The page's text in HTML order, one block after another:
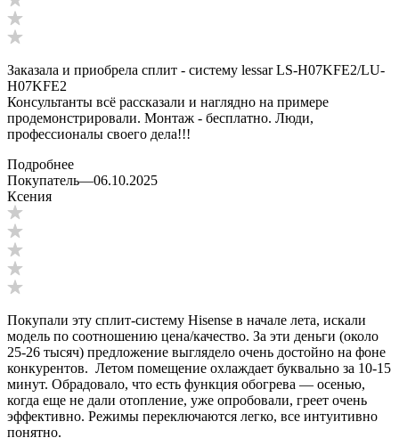
Заказала и приобрела сплит - систему lessar LS-H07KFE2/LU-
H07KFE2
Консультанты всё рассказали и наглядно на примере
продемонстрировали. Монтаж - бесплатно. Люди,
профессионалы своего дела!!!
Подробнее
Покупатель—06.10.2025
Ксения
Покупали эту сплит-систему Hisense в начале лета, искали
модель по соотношению цена/качество. За эти деньги (около
25-26 тысяч) предложение выглядело очень достойно на фоне
конкурентов. Летом помещение охлаждает буквально за 10-15
минут. Обрадовало, что есть функция обогрева — осенью,
когда еще не дали отопление, уже опробовали, греет очень
эффективно. Режимы переключаются легко, все интуитивно
понятно.